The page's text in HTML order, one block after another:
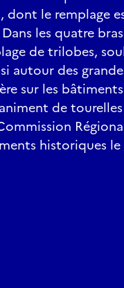
dont le remplage
les quatre
de trilobes,
autour des
sur les
de
historiques